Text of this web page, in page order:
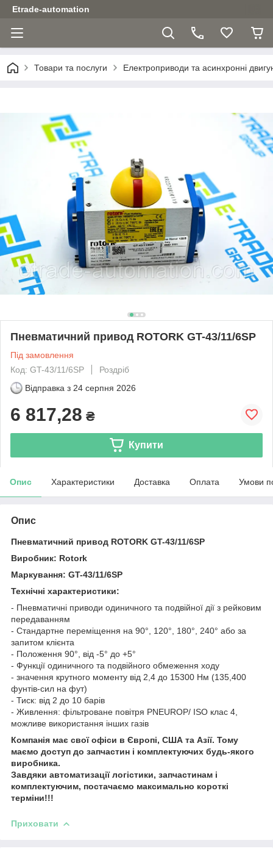
Etrade-automation
Товари та послуги Електроприводи та асинхронні
Пневматичний привод ROTORK GT-43/11/6SP
Під замовлення
Код: GT-43/11/6SP
Роздріб
Відправка з 24 серпня 2026
6 817,28 ₴
Купити
Опис Характеристики Доставка Оплата Умови
Опис
Пневматичний привод ROTORK GT-43/11/6SP
Виробник: Rotork
Маркування: GT-43/11/6SP
Технічні характеристики:
- Пневматичні приводи одиничного та подвійної дії з рейковим
передаванням
- Стандартне переміщення на 90°, 120°, 180°, 240° або за
запитом клієнта
- Положення 90°, від -5° до +5°
- Функції одиничного та подвійного обмеження ходу
- значення крутного моменту від 2,4 до 15300 Нм (135,400
фунтів-сил на фут)
- Тиск: від 2 до 10 барів
- Живлення: фільтроване повітря PNEUROP/ ISO клас 4,
можливе використання інших газів
Компанія має свої офіси в Європі, США та Азії. Тому
маємо доступ до запчастин і комплектуючих будь-якого
виробника.
Завдяки автоматизації логістики, запчастинам і
комплектуючим, постачаємо максимально короткі
терміни!!!
Приховати